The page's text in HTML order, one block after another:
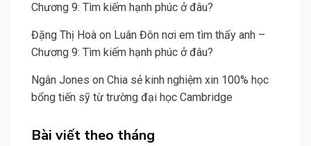
Chương 9: Tìm kiếm hạnh phúc ở đâu?
Đặng Thị Hoà on Luân Đôn nơi em tìm thấy anh –
Chương 9: Tìm kiếm hạnh phúc ở đâu?
Ngân Jones on Chia sẻ kinh nghiệm xin 100% học
bổng tiến sỹ từ trường đại học Cambridge
Bài viết theo tháng